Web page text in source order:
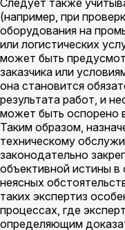
Следует также
(например, при
оборудования на
или логистических
может быть
заказчика или
она становится
результата работ, и
может быть оспорено
Таким образом,
техническому
законодательно
объективной истины в
неясных
таких экспертиз
процессах, где
определяющим